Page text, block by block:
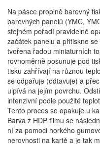
Na pásce proplně barevný
barevných panelů (YMC,
stejném pořadí pravidelně
začátek panelu a přitiskne
tvořena řadou miniaturních
rovnoměrně posunuje pod
tisku zahřívají na různou
se odpařuje (odtavuje) a
ulpívá na jejím povrchu.
intenzivní podle použité
Tento proces se opakuje u
Barva z HDP filmu se
ní za pomoci horkého
nerovnosti na kartě a je tak